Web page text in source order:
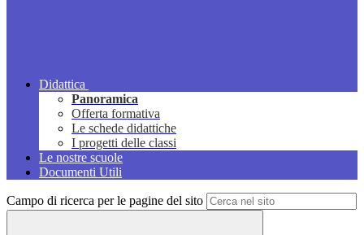
Didattica
Panoramica
Offerta formativa
Le schede didattiche
I progetti delle classi
Le nostre scuole
Documenti Utili
Campo di ricerca per le pagine del sito